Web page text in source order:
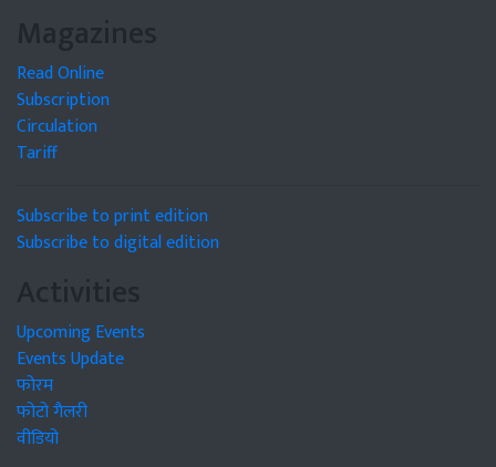
Magazines
Read Online
Subscription
Circulation
Tariff
Subscribe to print edition
Subscribe to digital edition
Activities
Upcoming Events
Events Update
फोरम
फोटो गैलरी
वीडियो